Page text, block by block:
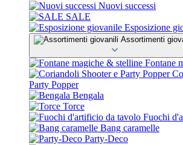
Nuovi successi
SALE
Esposizione
Assortimenti
Fontane
Party Popper
Bengala
Torce
Fuochi
Bang caramelle
Party-Deco